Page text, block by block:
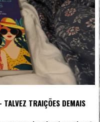
TRAIÇÕES DEMAIS